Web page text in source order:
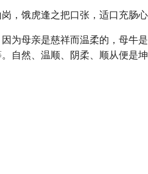
，饿虎逢之把口张，适口充肠
为母亲是慈祥而温柔的，母牛
自然、温顺、阴柔、顺从便是坤